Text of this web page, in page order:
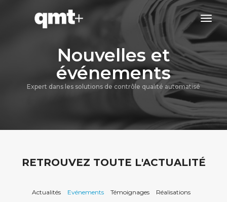
Nouvelles et
événements
Expert dans les solutions de contrôle qualité automatisé
RETROUVEZ TOUTE L'ACTUALITÉ
Actualités Evénements Témoignages Réalisations